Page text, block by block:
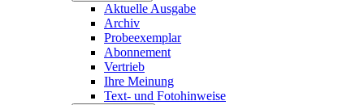
Aktuelle Ausgabe
Archiv
Probeexemplar
Abonnement
Vertrieb
Ihre Meinung
Text- und Fotohinweise